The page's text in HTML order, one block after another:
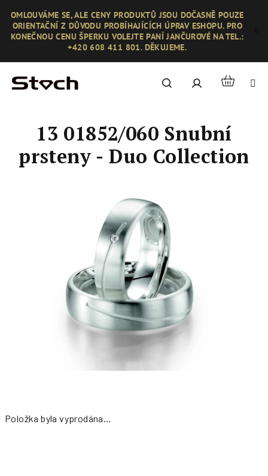
obsah
OMLOUVÁME SE, ALE CENY PRODUKTŮ JSOU DOČASNĚ POUZE
ORIENTAČNÍ Z DŮVODU PROBÍHAJÍCÍCH ÚPRAV ESHOPU. PRO
KONEČNOU CENU ŠPERKU VOLEJTE PANÍ JANČUROVÉ NA TEL.:
+420 608 411 801. DĚKUJEME.
Hledat PřihlášeníNákupní
Položka byla vyprodána…
13 01852/060 Snubní
prsteny - Duo Collection